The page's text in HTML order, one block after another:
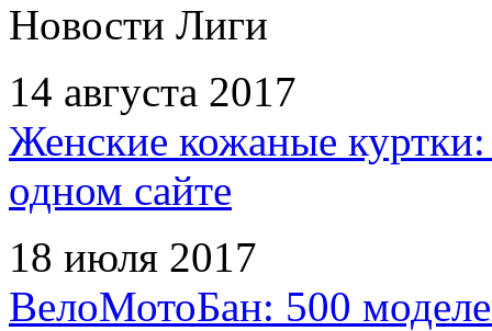
Новости Лиги
14 августа 2017
Женские кожаные
одном сайте
18 июля 2017
ВелоМотоБан: 500